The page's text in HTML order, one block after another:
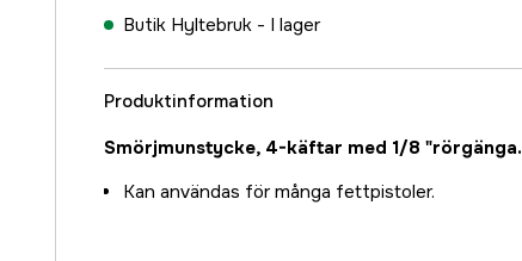
Butik Hyltebruk - I lager
Produktinformation
Smörjmunstycke, 4-käftar med 1/8 "rörgänga.
Kan användas för många fettpistoler.